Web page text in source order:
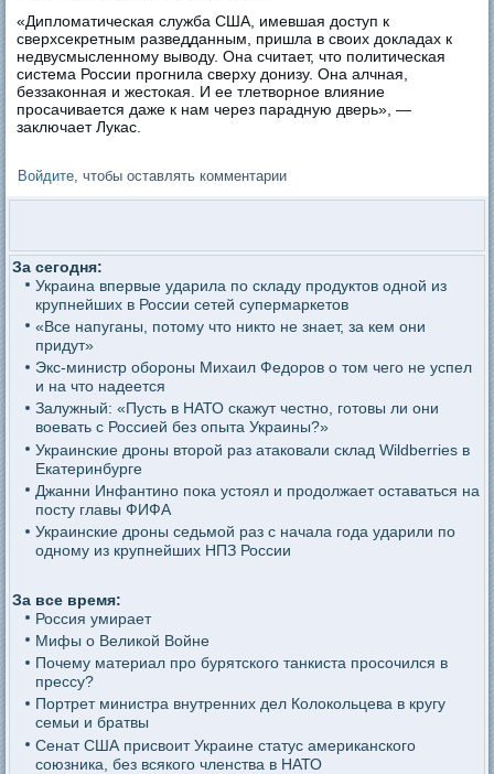
«Дипломатическая служба США, имевшая доступ к
сверхсекретным разведданным, пришла в своих докладах к
недвусмысленному выводу. Она считает, что политическая
система России прогнила сверху донизу. Она алчная,
беззаконная и жестокая. И ее тлетворное влияние
просачивается даже к нам через парадную дверь», —
заключает Лукас.
Войдите , чтобы оставлять комментарии
За сегодня:
Украина впервые ударила по складу продуктов одной из
крупнейших в России сетей супермаркетов
«Все напуганы, потому что никто не знает, за кем они
придут»
Экс-министр обороны Михаил Федоров о том чего не успел
и на что надеется
Залужный: «Пусть в НАТО скажут честно, готовы ли они
воевать с Россией без опыта Украины?»
Украинские дроны второй раз атаковали склад Wildberries в
Екатеринбурге
Джанни Инфантино пока устоял и продолжает оставаться на
посту главы ФИФА
Украинские дроны седьмой раз с начала года ударили по
одному из крупнейших НПЗ России
За все время:
Россия умирает
Мифы о Великой Войне
Почему материал про бурятского танкиста просочился в
прессу?
Портрет министра внутренних дел Колокольцева в кругу
семьи и братвы
Сенат США присвоит Украине статус американского
союзника, без всякого членства в НАТО